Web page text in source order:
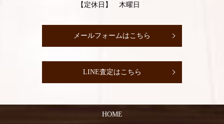
【定休日】 木曜日
メールフォームはこちら
LINE査定はこちら
HOME